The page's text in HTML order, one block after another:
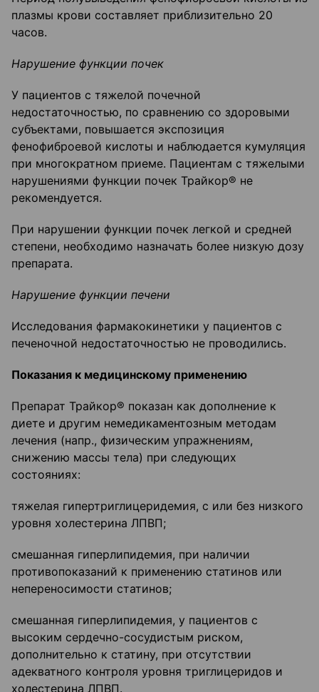
плазмы крови составляет приблизительно 20
часов.
Нарушение функции почек
У пациентов с тяжелой почечной
недостаточностью, по сравнению со здоровыми
субъектами, повышается экспозиция
фенофиброевой кислоты и наблюдается кумуляция
при многократном приеме. Пациентам с тяжелыми
нарушениями функции почек Трайкор® не
рекомендуется.
При нарушении функции почек легкой и средней
степени, необходимо назначать более низкую дозу
препарата.
Нарушение функции печени
Исследования фармакокинетики у пациентов с
печеночной недостаточностью не проводились.
Показания к медицинскому применению
Препарат Трайкор® показан как дополнение к
диете и другим немедикаментозным методам
лечения (напр., физическим упражнениям,
снижению массы тела) при следующих
состояниях:
тяжелая гипертриглицеридемия, с или без низкого
уровня холестерина ЛПВП;
смешанная гиперлипидемия, при наличии
противопоказаний к применению статинов или
непереносимости статинов;
смешанная гиперлипидемия, у пациентов с
высоким сердечно-сосудистым риском,
дополнительно к статину, при отсутствии
адекватного контроля уровня триглицеридов и
холестерина ЛПВП.